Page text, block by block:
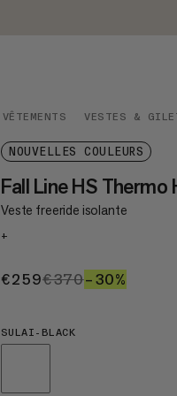
VÊTEMENTS VESTES &
NOUVELLES COULEURS
Fall Line HS
Veste freeride isolante
+
€259€259
€370€370
–30%
SULAI-BLACK